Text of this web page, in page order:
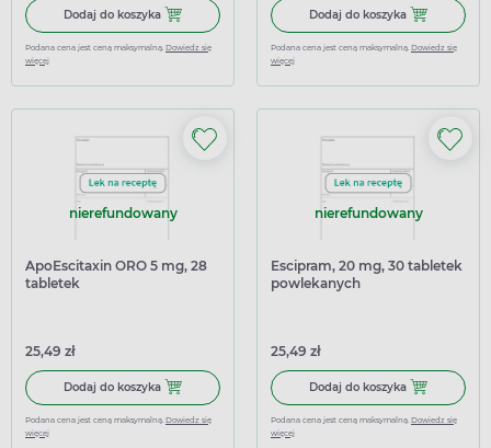
Dodaj do koszyka Dodaj do koszyka Elicea Q-Tab 15 mg, 28 tabletek
Podana cena jest ceną maksymalną. Dowiedz się
więcej
Dodaj do koszyka Dodaj do
Podana cena jest ceną maksymalną. Dowiedz się
więcej
nierefundowany
ApoEscitaxin ORO 5 mg, 28
tabletek
25,49 zł
Dodaj do koszyka Dodaj do koszyka ApoEscitaxin ORO 5 mg, 28 tabletek
Podana cena jest ceną maksymalną. Dowiedz się
więcej
nierefundowany
Escipram, 20 mg, 30 tabletek
powlekanych
25,49 zł
Dodaj do koszyka Dodaj do
Podana cena jest ceną maksymalną. Dowiedz się
więcej